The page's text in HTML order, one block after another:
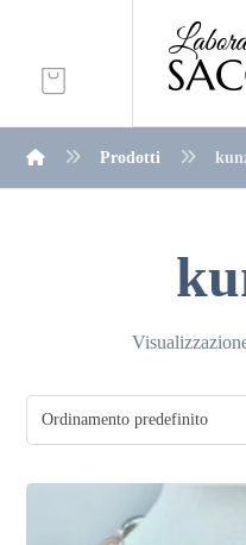
Prodotti